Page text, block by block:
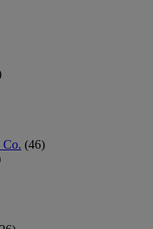
Co. (46)